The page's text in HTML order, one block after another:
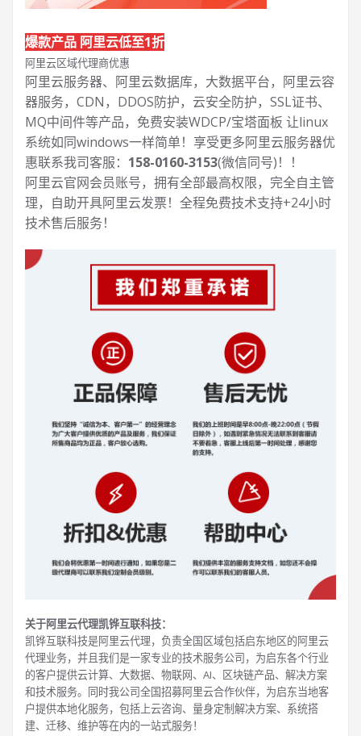
爆款产品 阿里云低至1折
阿里云区域代理商优惠
阿里云服务器、阿里云数据库，大数据平台，阿里云容
器服务，CDN，DDOS防护，云安全防护，SSL证书、
MQ中间件等产品，免费安装WDCP/宝塔面板 让linux
系统如同windows一样简单！享受更多阿里云服务器优
惠联系我司客服： 158-0160-3153(微信同号)！！
阿里云官网会员账号，拥有全部最高权限，完全自主管
理，自助开具阿里云发票！全程免费技术支持+24小时
技术售后服务！
关于阿里云代理凯铧互联科技：
凯铧互联科技是阿里云代理，负责全国区域包括启东地区的阿里云
代理业务，并且我们是一家专业的技术服务公司，为启东各个行业
的客户提供云计算、大数据、物联网、AI、区块链产品、解决方案
和技术服务。同时我公司全国招募阿里云合作伙伴，为启东当地客
户提供本地化服务，包括上云咨询、量身定制解决方案、系统搭
建、迁移、维护等在内的一站式服务！